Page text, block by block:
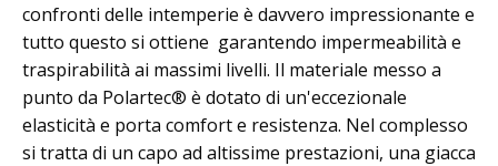
confronti delle intemperie è davvero impressionante e
tutto questo si ottiene garantendo impermeabilità e
traspirabilità ai massimi livelli. Il materiale messo a
punto da Polartec® è dotato di un'eccezionale
elasticità e porta comfort e resistenza. Nel complesso
si tratta di un capo ad altissime prestazioni, una giacca